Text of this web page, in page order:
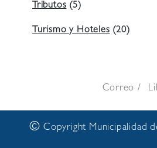
Tributos (5)
Turismo y Hoteles (20)
Correo
© Copyright Municipalidad